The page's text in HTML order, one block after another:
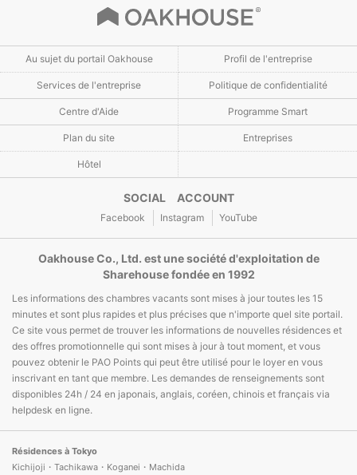
Au sujet du portail Oakhouse Profil de l'entreprise
Services de l'entreprise Politique de confidentialité
Centre d'Aide Programme Smart
Plan du site Entreprises
Hôtel
SOCIAL ACCOUNT
Facebook Instagram YouTube
Oakhouse Co., Ltd. est une société d'exploitation de
Sharehouse fondée en 1992
Les informations des chambres vacants sont mises à jour toutes les 15
minutes et sont plus rapides et plus précises que n'importe quel site portail.
Ce site vous permet de trouver les informations de nouvelles résidences et
des offres promotionnelle qui sont mises à jour à tout moment, et vous
pouvez obtenir le PAO Points qui peut être utilisé pour le loyer en vous
inscrivant en tant que membre. Les demandes de renseignements sont
disponibles 24h / 24 en japonais, anglais, coréen, chinois et français via
helpdesk en ligne.
Résidences à Tokyo
Kichijoji・Tachikawa・Koganei・Machida